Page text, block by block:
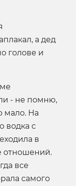
а дед
голове и
- не помню,
мало. На
водка с
в
отношений.
все
самого